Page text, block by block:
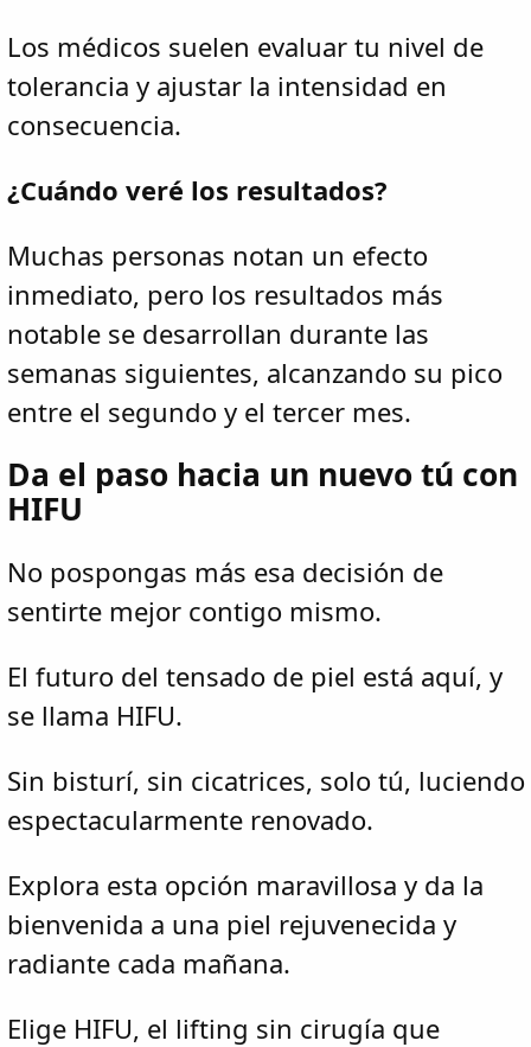
Los médicos suelen evaluar tu nivel de
tolerancia y ajustar la intensidad en
consecuencia.
¿Cuándo veré los resultados?
Muchas personas notan un efecto
inmediato, pero los resultados más
notable se desarrollan durante las
semanas siguientes, alcanzando su pico
entre el segundo y el tercer mes.
Da el paso hacia un nuevo tú con
HIFU
No pospongas más esa decisión de
sentirte mejor contigo mismo.
El futuro del tensado de piel está aquí, y
se llama HIFU.
Sin bisturí, sin cicatrices, solo tú, luciendo
espectacularmente renovado.
Explora esta opción maravillosa y da la
bienvenida a una piel rejuvenecida y
radiante cada mañana.
Elige HIFU, el lifting sin cirugía que